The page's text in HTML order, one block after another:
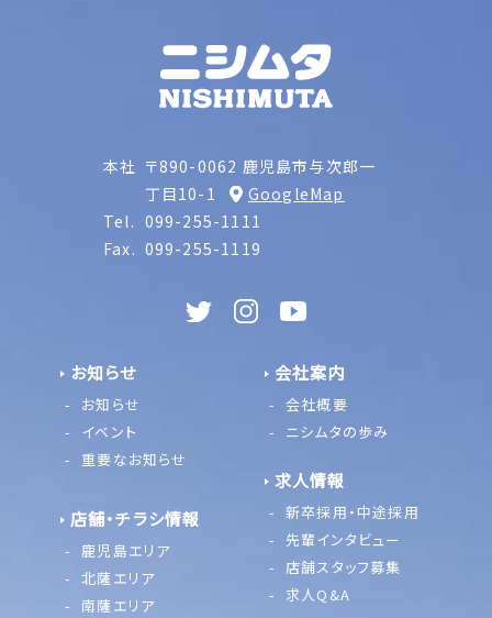
本社 〒890-0062 鹿児島市与次郎一
丁目10-1
GoogleMap
Tel. 099-255-1111
Fax. 099-255-1119
お知らせ
お知らせ
イベント
重要なお知らせ
店舗・チラシ情報
鹿児島エリア
北薩エリア
南薩エリア
会社案内
会社概要
ニシムタの歩み
求人情報
新卒採用・中途採用
先輩インタビュー
店舗スタッフ募集
求人Q&A